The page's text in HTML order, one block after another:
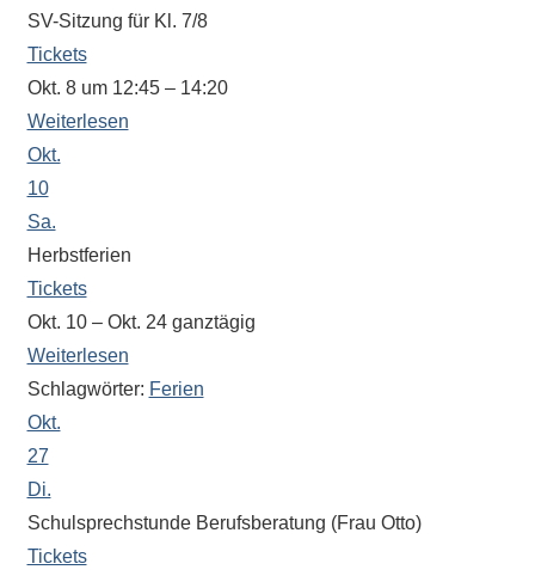
SV-Sitzung für Kl. 7/8
Tickets
Okt. 8 um 12:45 – 14:20
Weiterlesen
Okt.
10
Sa.
Herbstferien
Tickets
Okt. 10 – Okt. 24 ganztägig
Weiterlesen
Schlagwörter: Ferien
Okt.
27
Di.
Schulsprechstunde Berufsberatung (Frau Otto)
Tickets